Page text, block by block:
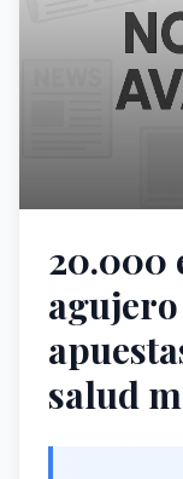
20.000
salud